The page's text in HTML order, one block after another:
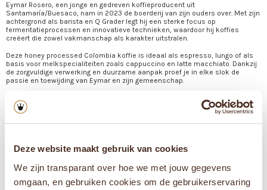
Deze website maakt gebruik van cookies
We zijn transparant over hoe we met jouw gegevens
omgaan, en gebruiken cookies om de gebruikerservaring
Eymar Rosero, een jonge en gedreven koffieproducent uit
Santamaría/Buesaco, nam in 2023 de boerderij van zijn ouders over. Met zijn
achtergrond als barista en Q Grader legt hij een sterke focus op
fermentatieprocessen en innovatieve technieken, waardoor hij koffies
creëert die zowel vakmanschap als karakter uitstralen.
Deze honey processed Colombia koffie is ideaal als espresso, lungo of als
basis voor melkspecialiteiten zoals cappuccino en latte macchiato. Dankzij
de zorgvuldige verwerking en duurzame aanpak proef je in elke slok de
passie en toewijding van Eymar en zijn gemeenschap.
Ontdek nu deze bijzondere koffie en ervaar de diversiteit en rijkdom van de
specialty coffee uit Colombia.
colombia honey processed koffie van de maand